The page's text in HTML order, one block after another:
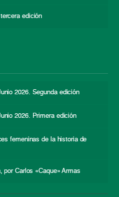
edición
2026. Segunda edición
2026. Primera edición
femeninas de la historia de
por Carlos «Caque» Armas